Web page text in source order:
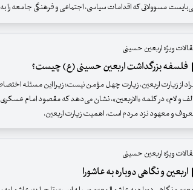
مسوولانی که اقدامات سیاسی، اجتماعی و فرهنگی جامعه را
ویژه اربعین حسینی
فلسفه بزرگداشت اربعین حسینی (ع) چیست؟
از زیارت اربعین، زیارت چهل مؤمن نیست؛ زیرا این مسئله
و لام» در کلمه «الاربعین»، نشان می‌دهد که مقصود امام عسکری
و معهود نزد مردم است. اهمیت زیارت اربعین،
ویژه اربعین حسینی
اربعین و نگاهی دوباره به عاشورا